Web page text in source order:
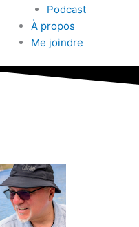
Podcast
À propos
Me joindre